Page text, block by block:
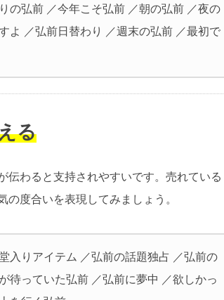
の弘前 ／今年こそ弘前 ／朝の弘前 ／夜の
よ ／弘前日替わり ／週末の弘前 ／最初で
る
伝わると支持されやすいです。売れている
度合いを表現してみましょう。
入りアイテム ／弘前の話題独占 ／弘前の
待っていた弘前 ／弘前に夢中 ／欲しかっ